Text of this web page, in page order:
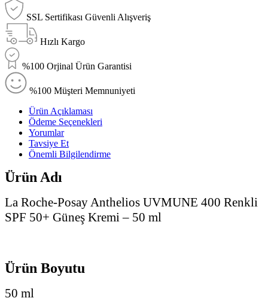
SSL Sertifikası Güvenli Alışveriş
Hızlı Kargo
%100 Orjinal Ürün Garantisi
%100 Müşteri Memnuniyeti
Ürün Açıklaması
Ödeme Seçenekleri
Yorumlar
Tavsiye Et
Önemli Bilgilendirme
Ürün Adı
La Roche-Posay Anthelios UVMUNE 400 Renkli
SPF 50+ Güneş Kremi – 50 ml
Ürün Boyutu
50 ml